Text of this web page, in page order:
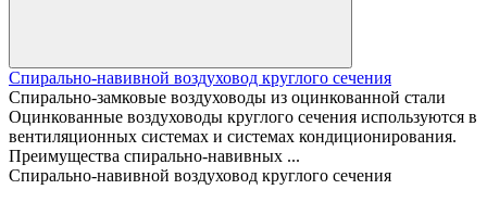
Спирально-навивной воздуховод круглого сечения
Спирально-замковые воздуховоды из оцинкованной стали
Оцинкованные воздуховоды круглого сечения используются в
вентиляционных системах и системах кондиционирования.
Преимущества спирально-навивных ...
Спирально-навивной воздуховод круглого сечения